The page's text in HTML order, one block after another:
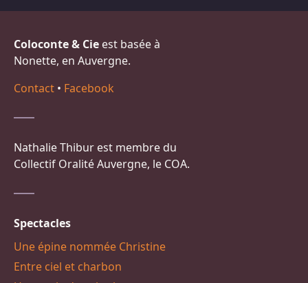
Coloconte & Cie est basée à
Nonette, en Auvergne.
Contact • Facebook
Nathalie Thibur est membre du
Collectif Oralité Auvergne, le COA.
Spectacles
Une épine nommée Christine
Entre ciel et charbon